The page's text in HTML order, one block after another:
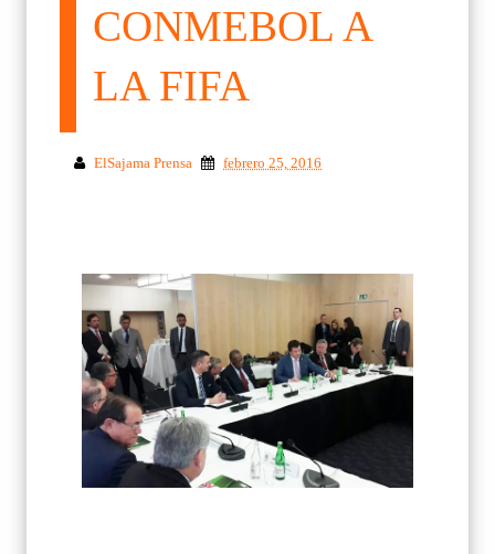
CONMEBOL A
LA FIFA
ElSajama Prensa febrero 25, 2016